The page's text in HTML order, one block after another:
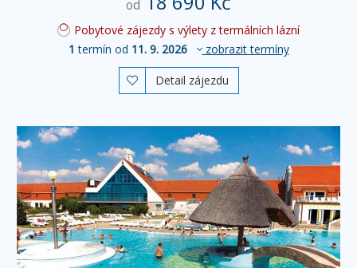
od
Pobytové zájezdy s výlety z termálních lázní
1 termín od 11. 9. 2026 zobrazit termíny
 Detail zájezdu